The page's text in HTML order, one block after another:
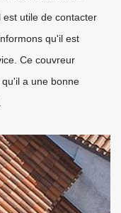
est utile de contacter
qu'il est
Ce couvreur
a une bonne